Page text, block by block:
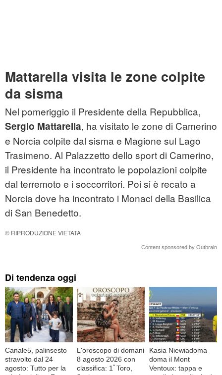
Mattarella visita le zone colpite
da sisma
Nel pomeriggio il Presidente della Repubblica,
Sergio Mattarella, ha visitato le zone di Camerino
e Norcia colpite dal sisma e Magione sul Lago
Trasimeno. Al Palazzetto dello sport di Camerino,
il Presidente ha incontrato le popolazioni colpite
dal terremoto e i soccorritori. Poi si è recato a
Norcia dove ha incontrato i Monaci della Basilica
di San Benedetto.
© RIPRODUZIONE VIETATA
Content sponsored by Outbrain
Di tendenza oggi
Canale5, palinsesto
stravolto dal 24
agosto: Tutto per la
L'oroscopo di domani
8 agosto 2026 con
classifica: 1ﾟToro,
Kasia Niewiadoma
doma il Mont
Ventoux: tappa e